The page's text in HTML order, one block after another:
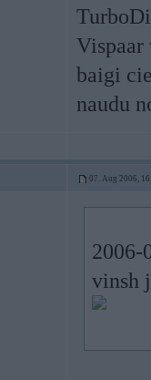
Vispaar
baigi
naudu
07. Aug 2006,
2006-
vinsh